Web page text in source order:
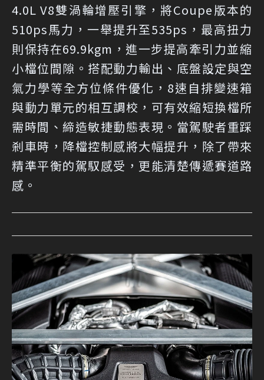
4.0L V8雙渦輪增壓引擎，將Coupe版本的
510ps馬力，一舉提升至535ps，最高扭力
則保持在69.9kgm，進一步提高牽引力並縮
小檔位間隙。搭配動力輸出、底盤設定與空
氣力學等全方位條件優化，8速自排變速箱
與動力單元的相互調校，可有效縮短換檔所
需時間、締造敏捷動態表現。當駕駛者重踩
剎車時，降檔控制感將大幅提升，除了帶來
精準平衡的駕馭感受，更能清楚傳遞賽道路
感。